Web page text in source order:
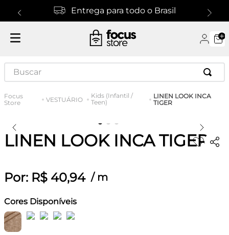
Entrega para todo o Brasil
Buscar
VESTUÁRIO
Kids (Infantil /
Teen)
LINEN LOOK INCA
TIGER
LINEN LOOK INCA TIGER
Por: R$ 40,94 / m
Cores Disponíveis